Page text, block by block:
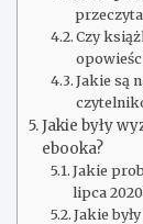
Czy
Jakie są
Jakie były
ebooka?
Jakie
lipca
Jakie